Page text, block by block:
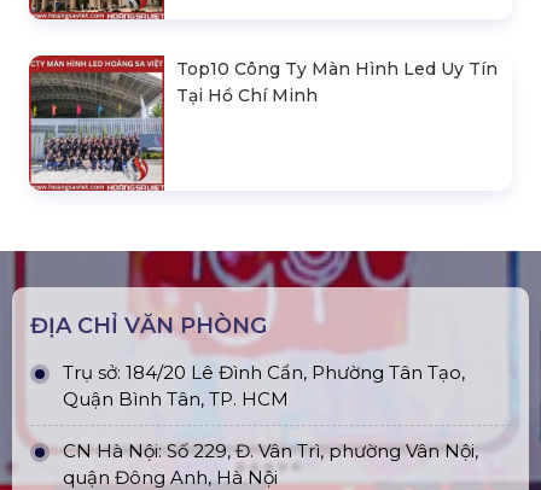
Top10 Công Ty Màn Hình Led Uy Tín
Tại Hồ Chí Minh
ĐỊA CHỈ VĂN PHÒNG
Trụ sở: 184/20 Lê Đình Cẩn, Phường Tân Tạo,
Quận Bình Tân, TP. HCM
CN Hà Nội: Số 229, Đ. Vân Trì, phường Vân Nội,
quận Đông Anh, Hà Nội